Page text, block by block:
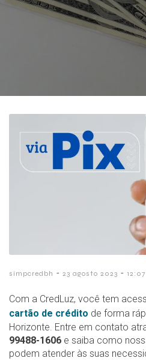
simpcredbh - 23 agosto 2023 - 12:07
Com a CredLuz, você tem
cartão de crédito de forma
Horizonte. Entre em contato
99488-1606 e saiba como
podem atender às suas